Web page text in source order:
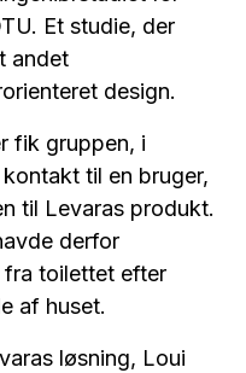
Et studie, der
andet
design.
fik gruppen, i
til en bruger,
til Levaras produkt.
derfor
fra toilettet efter
af huset.
løsning, Loui